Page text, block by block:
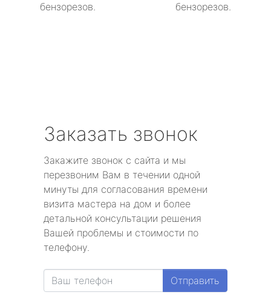
бензорезов.
бензорезов.
Заказать звонок
Закажите звонок с сайта и мы
перезвоним Вам в течении одной
минуты для согласования времени
визита мастера на дом и более
детальной консультации решения
Вашей проблемы и стоимости по
телефону.
Отправить